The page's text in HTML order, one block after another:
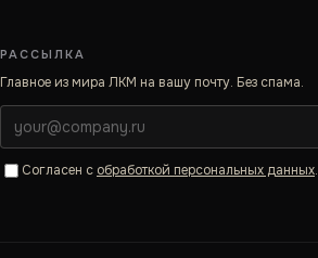
РАССЫЛКА
Главное из мира ЛКМ на вашу почту. Без спама.
Согласен с обработкой персональных данных.